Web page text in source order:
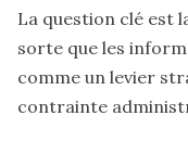
La question clé est
sorte que les
comme un levier
contrainte